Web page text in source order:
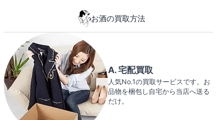
お酒の買取方法
A. 宅配買取
人気No.1の買取サービスです。お
品物を梱包し自宅から当店へ送る
だけ。